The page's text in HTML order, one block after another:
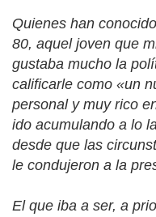
Quienes han
80, aquel joven que
gustaba mucho la
calificarle como «un
personal y muy rico
ido acumulando a lo
desde que las
le condujeron a la
El que iba a ser, a